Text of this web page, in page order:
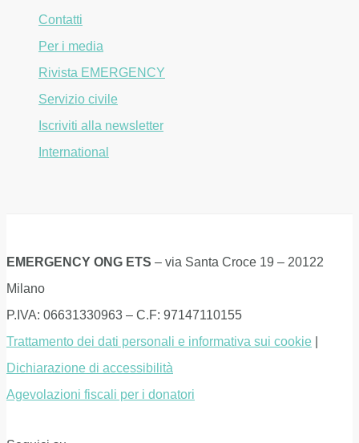
Contatti
Per i media
Rivista EMERGENCY
Servizio civile
Iscriviti alla newsletter
International
EMERGENCY ONG ETS – via Santa Croce 19 – 20122
Milano
P.IVA: 06631330963 – C.F: 97147110155
Trattamento dei dati personali e informativa sui cookie
Dichiarazione di accessibilità
Agevolazioni fiscali per i donatori